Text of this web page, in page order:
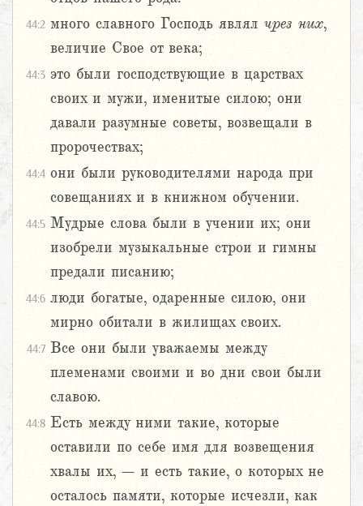
44:2 много славного Господь являл чрез них,
величие Свое от века;
44:3 это были господствующие в царствах
своих и мужи, именитые силою; они
давали разумные советы, возвещали в
пророчествах;
44:4 они были руководителями народа при
совещаниях и в книжном обучении.
44:5 Мудрые слова были в учении их; они
изобрели музыкальные строи и гимны
предали писанию;
44:6 люди богатые, одаренные силою, они
мирно обитали в жилищах своих.
44:7 Все они были уважаемы между
племенами своими и во дни свои были
славою.
44:8 Есть между ними такие, которые
оставили по себе имя для возвещения
хвалы их, – и есть такие, о которых не
осталось памяти, которые исчезли, как